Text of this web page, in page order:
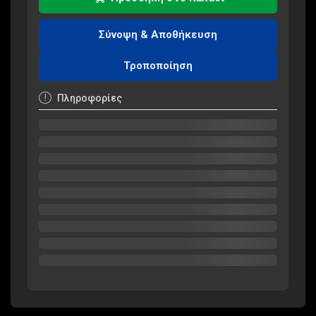
Σύνοψη & Αποθήκευση
Τροποποίηση
Πληροφορίες